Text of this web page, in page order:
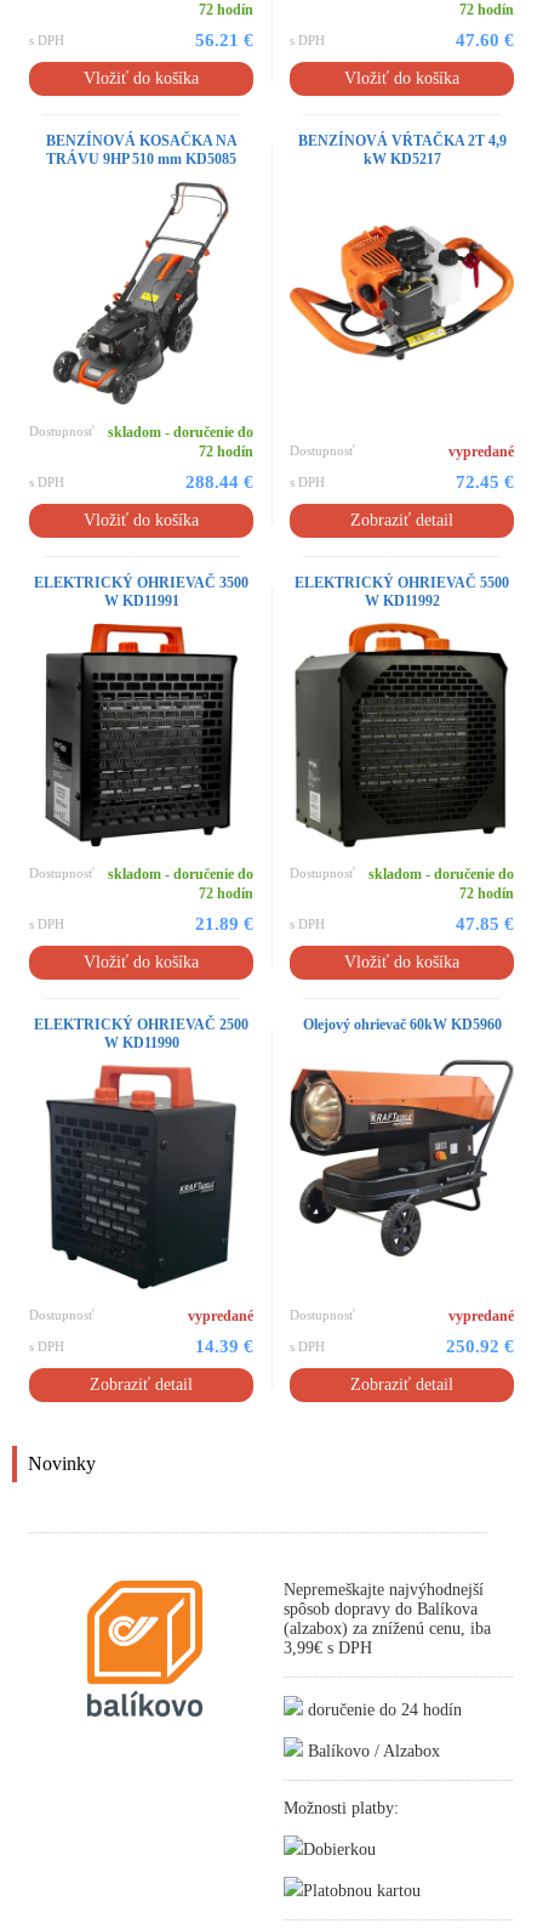
72 hodín
s DPH 56.21 €
Vložiť do košíka
72 hodín
s DPH 47.60 €
Vložiť do košíka
BENZÍNOVÁ KOSAČKA NA
TRÁVU 9HP 510 mm KD5085
Dostupnosť
skladom - doručenie do
72 hodín
s DPH 288.44 €
Vložiť do košíka
BENZÍNOVÁ VŔTAČKA 2T 4,9
kW KD5217
Dostupnosť vypredané
s DPH 72.45 €
Zobraziť detail
ELEKTRICKÝ OHRIEVAČ 3500
W KD11991
Dostupnosť
skladom - doručenie do
72 hodín
s DPH 21.89 €
Vložiť do košíka
ELEKTRICKÝ OHRIEVAČ 5500
W KD11992
Dostupnosť
skladom - doručenie do
72 hodín
s DPH 47.85 €
Vložiť do košíka
ELEKTRICKÝ OHRIEVAČ 2500
W KD11990
Dostupnosť vypredané
s DPH 14.39 €
Zobraziť detail
Olejový ohrievač 60kW KD5960
Dostupnosť vypredané
s DPH 250.92 €
Zobraziť detail
Novinky
Nepremeškajte najvýhodnejší
spôsob dopravy do Balíkova
(alzabox) za zníženú cenu, iba
3,99€ s DPH
doručenie do 24 hodín
Balíkovo / Alzabox
Možnosti platby:
Dobierkou
Platobnou kartou